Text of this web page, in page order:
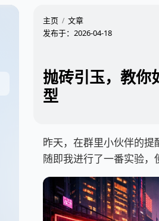
主页
文章
发布于： 2026-04-18
抛砖引玉，教
型
昨天，在群里小伙伴的提
随即我进行了一番实验，